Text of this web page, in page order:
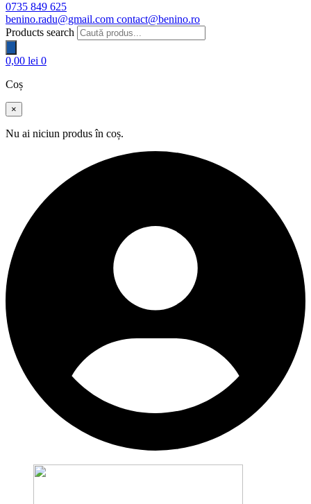
0735 849 625
benino.radu@gmail.com contact@benino.ro
Products search
0,00 lei 0
Coș
×
Nu ai niciun produs în coș.